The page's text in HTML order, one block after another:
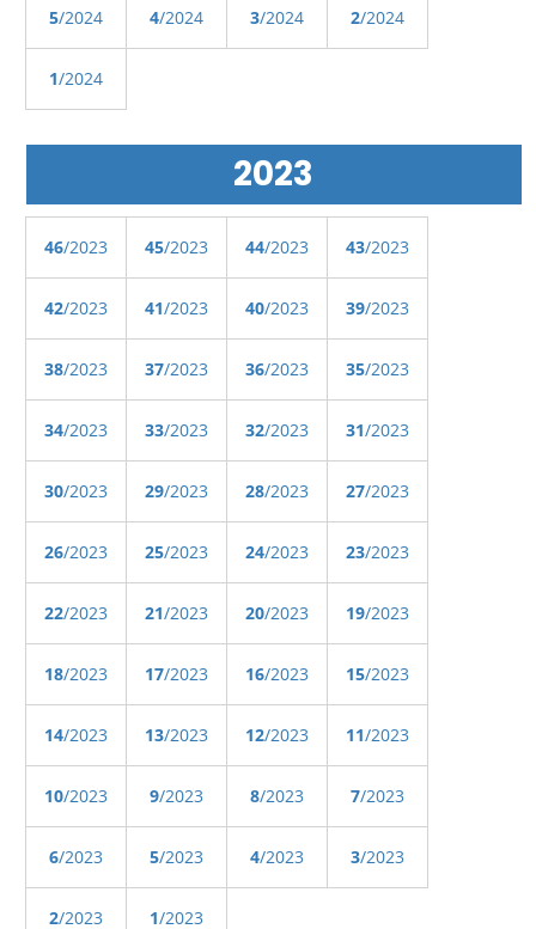
5/2024 4/2024 3/2024 2/2024
1/2024
2023
46/2023 45/2023 44/2023 43/2023
42/2023 41/2023 40/2023 39/2023
38/2023 37/2023 36/2023 35/2023
34/2023 33/2023 32/2023 31/2023
30/2023 29/2023 28/2023 27/2023
26/2023 25/2023 24/2023 23/2023
22/2023 21/2023 20/2023 19/2023
18/2023 17/2023 16/2023 15/2023
14/2023 13/2023 12/2023 11/2023
10/2023 9/2023 8/2023 7/2023
6/2023 5/2023 4/2023 3/2023
2/2023 1/2023